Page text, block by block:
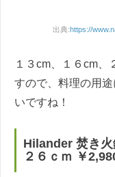
出典:https://
１３cm、１６cm、
すので、料理の用
いですね！
Hilander 焚き
２６ｃｍ ￥